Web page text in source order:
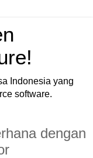
Indonesia yang
software.
dengan